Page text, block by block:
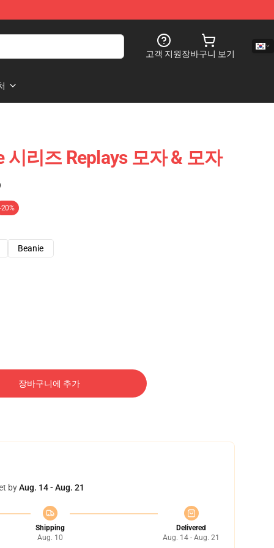
고객 지원장바구니 보기
시리즈 Replays 모자 & 모자
-20%
Beanie
장바구니에 추가
byAug. 14 - Aug. 21
Shipping
Aug. 10
Delivered
Aug. 14 - Aug. 21